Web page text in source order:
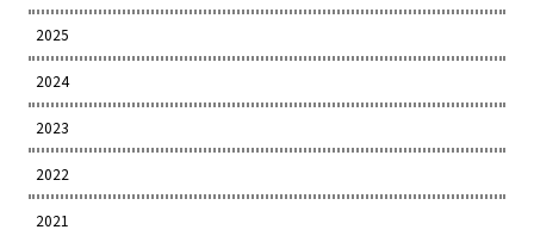
2025
2024
2023
2022
2021